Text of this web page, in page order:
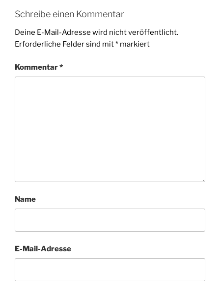
Schreibe einen Kommentar
Deine E-Mail-Adresse wird nicht veröffentlicht.
Erforderliche Felder sind mit* markiert
Kommentar*
Name
E-Mail-Adresse